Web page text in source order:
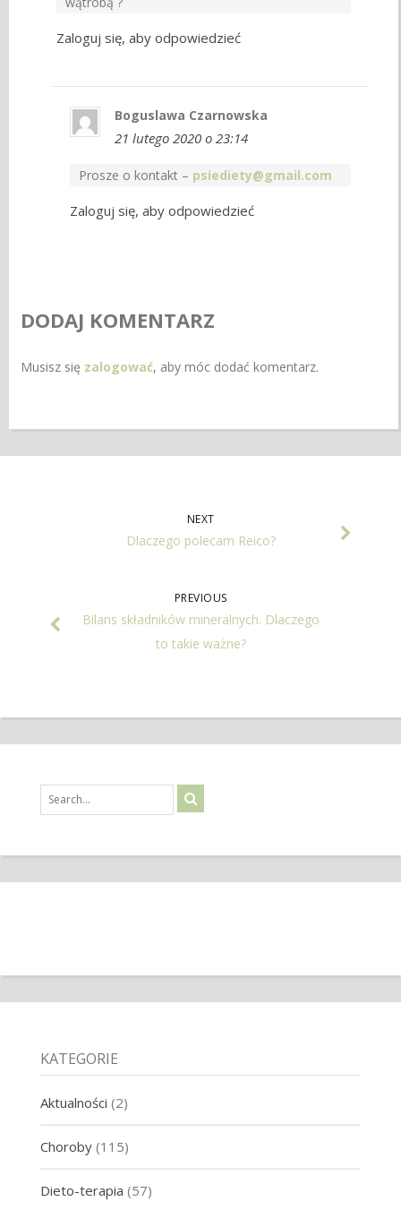
Zaloguj się, aby odpowiedzieć
Boguslawa Czarnowska
21 lutego 2020 o 23:14
Prosze o kontakt – psiediety@gmail.com
Zaloguj się, aby odpowiedzieć
DODAJ KOMENTARZ
Musisz się zalogować, aby móc dodać komentarz.
NEXT
Dlaczego polecam Reico?
PREVIOUS
Bilans składników mineralnych. Dlaczego
to takie ważne?
KATEGORIE
Aktualności (2)
Choroby(115)
Dieto-terapia (57)